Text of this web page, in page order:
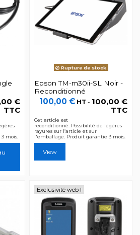
€
TTC
mois.
Rupture de stock
Epson TM-m30ii-SL Noir -
Reconditionné
100,00 € HT - 100,00 €
TTC
Cet article est
reconditionné. Possibilité de légères
rayures sur l’article et sur
l'emballage. Produit garantie 3 mois.
View
Exclusivité web !